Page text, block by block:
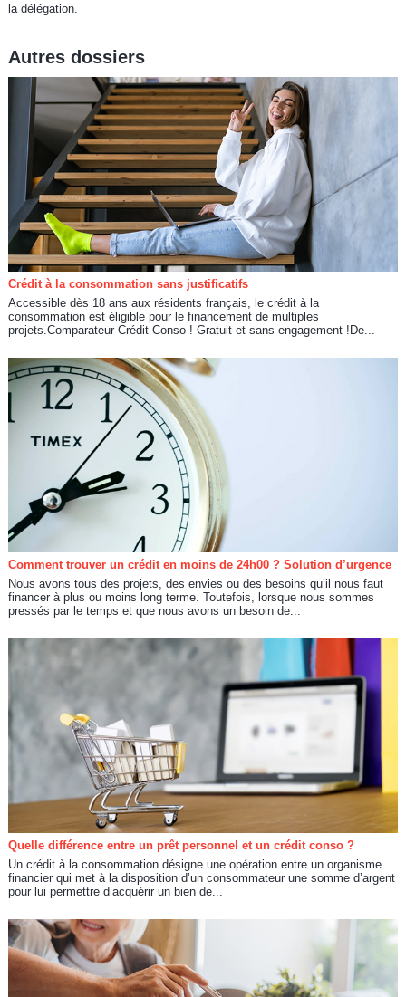
la délégation.
Autres dossiers
Crédit à la consommation sans justificatifs
Accessible dès 18 ans aux résidents français, le crédit à la
consommation est éligible pour le financement de multiples
projets.Comparateur Crédit Conso ! Gratuit et sans engagement !De...
Comment trouver un crédit en moins de 24h00 ? Solution d’urgence
Nous avons tous des projets, des envies ou des besoins qu’il nous faut
financer à plus ou moins long terme. Toutefois, lorsque nous sommes
pressés par le temps et que nous avons un besoin de...
Quelle différence entre un prêt personnel et un crédit conso ?
Un crédit à la consommation désigne une opération entre un organisme
financier qui met à la disposition d’un consommateur une somme d’argent
pour lui permettre d’acquérir un bien de...